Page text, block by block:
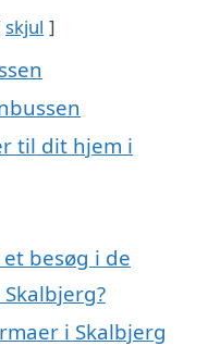
skjul
til dit hjem i
besøg i de
i Skalbjerg